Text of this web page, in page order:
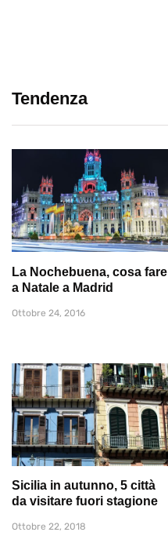
Tendenza
La Nochebuena, cosa fare
a Natale a Madrid
Ottobre 24, 2016
Sicilia in autunno, 5 città
da visitare fuori stagione
Ottobre 22, 2018